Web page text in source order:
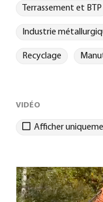
Terrassement et BTP
Industrie
Recyclage
VIDÉO
Afficher